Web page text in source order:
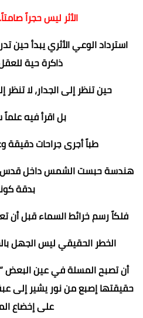
الأثر ليس حجراً
استرداد الوعي الأثري يبدأ حين
ذاكرة حية
حين تنظر إلى الجدار، لا
بل اقرأ فيه
طباً أجرى جراحات دقيقة
هندسة حبست الشمس داخل قدس
بدقة
فلكاً رسم خرائط السماء قبل أن
الخطر الحقيقي ليس الجهل
أن تصبح المسلة في عين البعض
حقيقتها إصبع من نور يشير إلى
على إخضاع